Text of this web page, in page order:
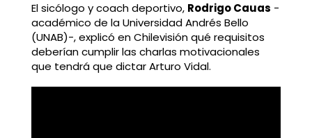
El sicólogo y coach deportivo, Rodrigo Cauas -
académico de laUniversidad Andrés Bello
(UNAB)-, explicó enChilevisiónqué requisitos
deberían cumplir las charlas motivacionales
que tendrá que dictar Arturo Vidal.